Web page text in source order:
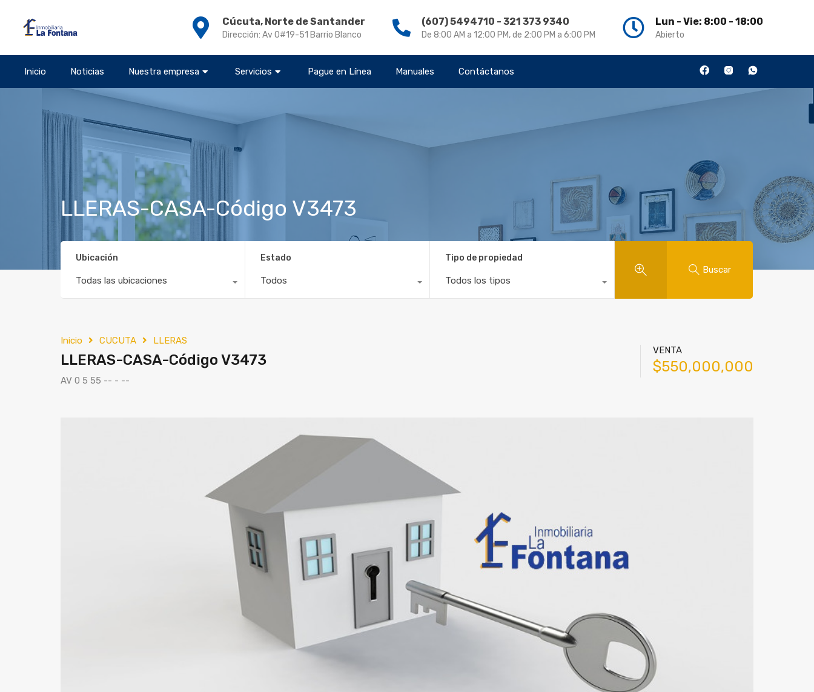
Cúcuta, Norte de Santander
Dirección: Av 0#19-51 Barrio Blanco
(607) 5494710 - 321 373 9340
De 8:00 AM a 12:00 PM, de 2:00 PM a 6:00 PM
Lun - Vie: 8:00 - 18:00
Abierto
Inicio Noticias Nuestra empresa Servicios Pague en Línea Manuales Contáctanos
LLERAS-CASA-Código V3473
Ubicación
Todas las ubicaciones
Estado
Todos
Tipo de propiedad
Todos los tipos
Buscar
Inicio CUCUTA LLERAS
LLERAS-CASA-Código V3473
AV 0 5 55 -- - --
VENTA
$550,000,000